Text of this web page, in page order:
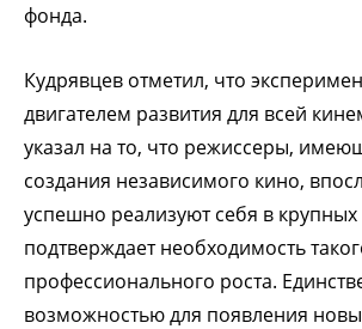
фонда.
Кудрявцев отметил, что
двигателем развития для всей
указал на то, что режиссеры,
создания независимого кино,
успешно реализуют себя в крупных
подтверждает необходимость
профессионального роста.
возможностью для появления